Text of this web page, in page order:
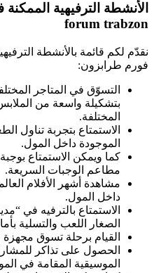
الأنشطة الترفيهية
forum trabzon
نقدّم لكم قائمة بالأنشطة
فورم طرابزون:
التسوّق في المتاجر
بتشكيلة واسعة من
المختلفة.
الاستمتاع بتجربة تناول
الموجودة داخل المول.
كما ويمكن الاستمتاع
مطاعم الوجبات السريعة.
مشاهدة أشهر الأفلام
داخل المول.
الاستمتاع بالترفيه في
الصغار اللعب والتسلية
القيام برحلة تسوق مجهزة
الحصول على تذاكر
الموسيقية المقامة في